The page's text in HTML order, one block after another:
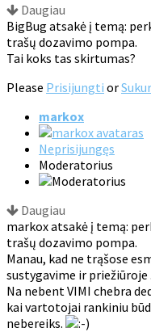
Daugiau
BigBug atsakė į temą:
trašų dozavimo pompa.
Tai koks tas skirtumas?
Please Prisijungti or
markox
Neprisijungęs
Moderatorius
Daugiau
markox atsakė į temą:
trašų dozavimo pompa.
Manau, kad ne trąšose
sustygavime ir priežiūroje .
Na nebent VIMI chebra
kai vartotojai rankiniu
nebereiks.